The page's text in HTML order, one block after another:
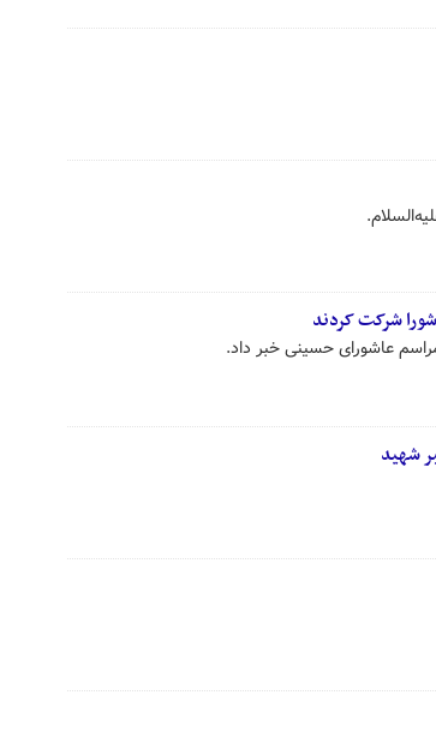
شرکت کردند
عاشورای حسینی خبر داد.
شهید